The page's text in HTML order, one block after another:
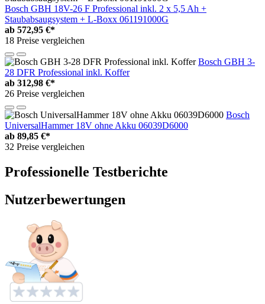
Bosch GBH 18V-26 F Professional inkl. 2 x 5,5 Ah +
Staubabsaugsystem + L-Boxx 061191000G
ab 572,95 €*
18 Preise vergleichen
Bosch GBH 3-
28 DFR Professional inkl. Koffer
ab 312,98 €*
26 Preise vergleichen
Bosch
UniversalHammer 18V ohne Akku 06039D6000
ab 89,85 €*
32 Preise vergleichen
Professionelle Testberichte
Nutzerbewertungen